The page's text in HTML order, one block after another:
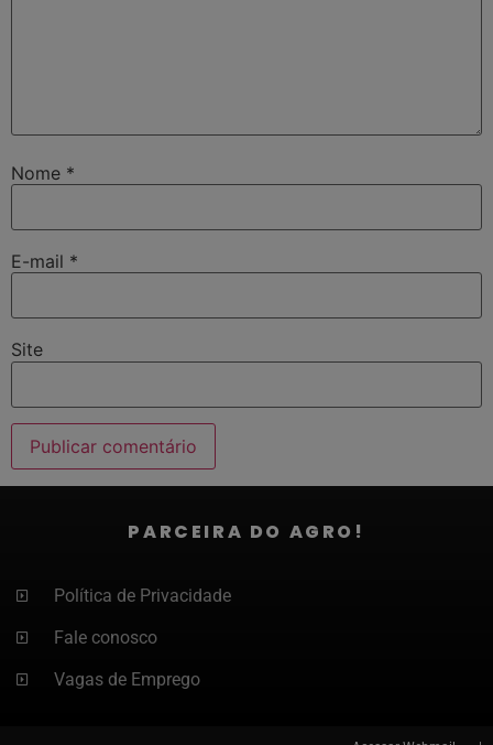
Nome *
E-mail *
Site
PARCEIRA DO AGRO!
Política de Privacidade
Fale conosco
Vagas de Emprego